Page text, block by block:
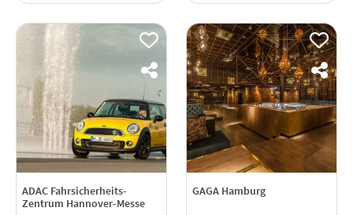
ADAC Fahrsicherheits-
Zentrum Hannover-Messe
GAGA Hamburg